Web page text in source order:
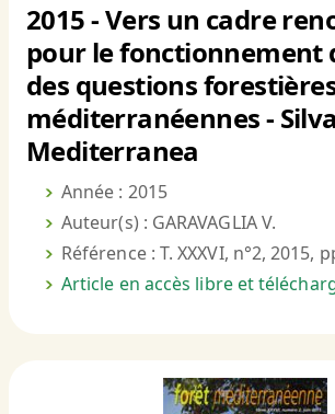
2015 - Vers un cadre
pour le fonctionnement
des questions
méditerranéennes - Silva
Mediterranea
Année : 2015
Auteur(s) : GARAVAGLIA V.
Référence : T. XXXVI, n°2, 2015,
Article en accès libre et